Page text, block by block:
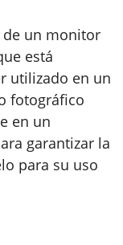
de un monitor
está
utilizado en un
fotográfico
en un
garantizar la
para su uso